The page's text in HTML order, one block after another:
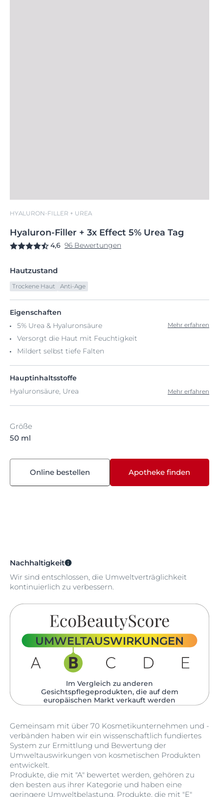
HYALURON-FILLER + UREA
Hyaluron-Filler + 3x Effect 5% Urea Tag
4,6 96 Bewertungen
Hautzustand
Trockene Haut Anti-Age
Eigenschaften
5% Urea & Hyaluronsäure
Versorgt die Haut mit Feuchtigkeit
Mildert selbst tiefe Falten
Mehr erfahren
Hauptinhaltsstoffe
Hyaluronsäure, Urea
Mehr erfahren
Größe
50 ml
Online bestellen Apotheke finden
Nachhaltigkeit
Wir sind entschlossen, die Umweltverträglichkeit
kontinuierlich zu verbessern.
UMWELTAUSWIRKUNGEN
Im Vergleich zu anderen
Gesichtspflegeprodukten, die auf dem
europäischen Markt verkauft werden​
Gemeinsam mit über 70 Kosmetikunternehmen und -
verbänden haben wir ein wissenschaftlich fundiertes
System zur Ermittlung und Bewertung der
Umweltauswirkungen von kosmetischen Produkten
entwickelt.
Produkte, die mit "A" bewertet werden, gehören zu
den besten aus ihrer Kategorie und haben eine
geringere Umweltbelastung. Produkte, die mit "E"